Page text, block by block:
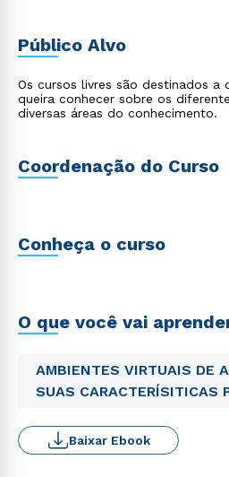
Público Alvo
Os cursos livres são destinados a
queira conhecer sobre os
diversas áreas do conhecimento.
Coordenação do Curso
Conheça o curso
O que você vai
AMBIENTES VIRTUAIS DE
SUAS CARACTERÍSITICAS
Baixar Ebook